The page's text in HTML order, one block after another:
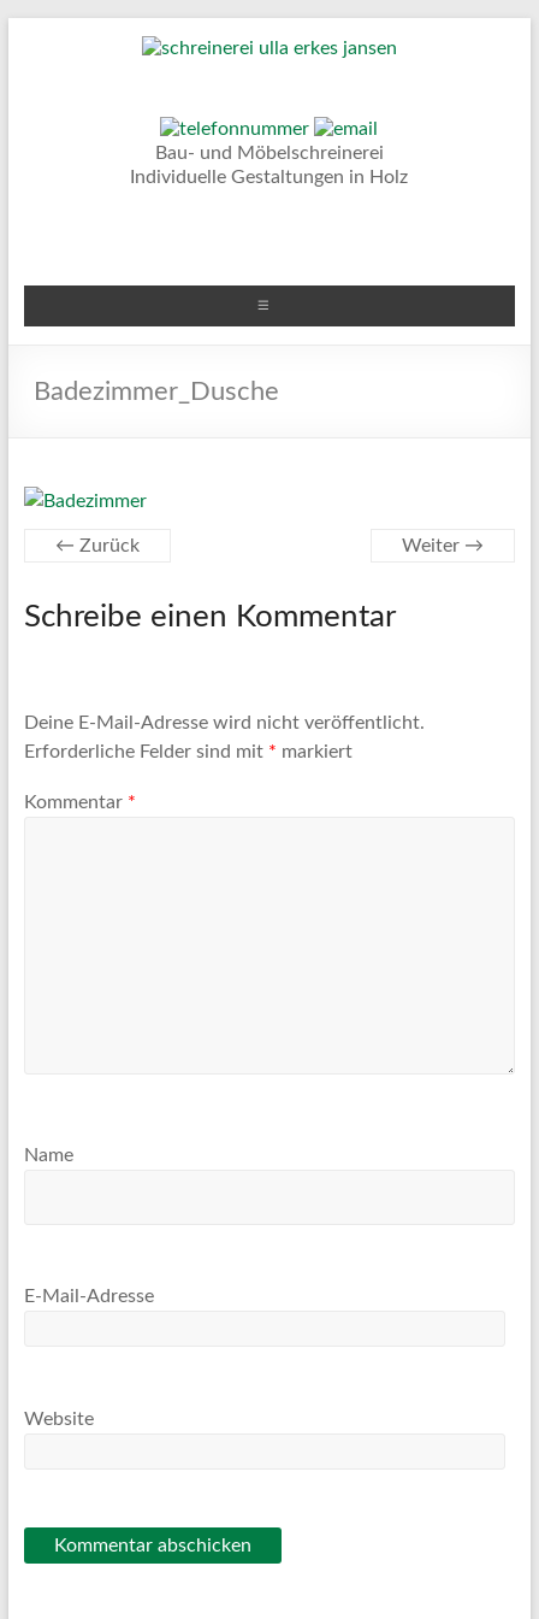
Bau- und Möbelschreinerei
Individuelle Gestaltungen in Holz
Badezimmer_Dusche
← Zurück Weiter →
Schreibe einen Kommentar
Deine E-Mail-Adresse wird nicht veröffentlicht.
Erforderliche Felder sind mit * markiert
Kommentar *
Name
E-Mail-Adresse
Website